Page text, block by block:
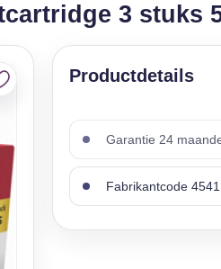
3 stuks
Garantie 24
Fabrikantcode